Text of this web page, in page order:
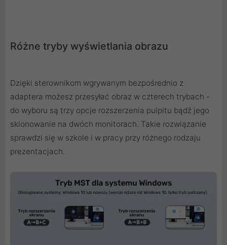
Różne tryby wyświetlania obrazu
Dzięki sterownikom wgrywanym bezpośrednio z
adaptera możesz przesyłać obraz w czterech trybach -
do wyboru są trzy opcje rozszerzenia pulpitu bądź jego
sklonowanie na dwóch monitorach. Takie rozwiązanie
sprawdzi się w szkole i w pracy przy różnego rodzaju
prezentacjach.